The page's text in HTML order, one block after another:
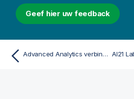
Geef hier uw feedback
Advanced Analytics verbindingen gebruiken in visualisatie-uitdrukkingen